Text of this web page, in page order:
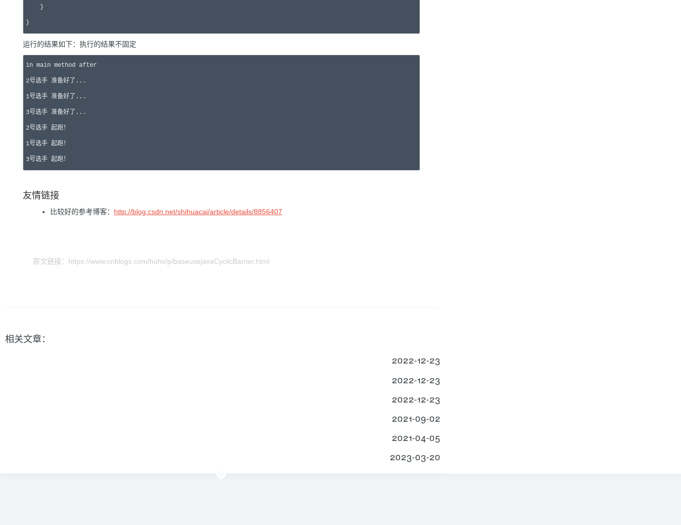
    }
}
运行的结果如下：执行的结果不固定
in main method after
2号选手 准备好了...
1号选手 准备好了...
3号选手 准备好了...
2号选手 起跑！
1号选手 起跑！
3号选手 起跑！
友情链接
比较好的参考博客： http://blog.csdn.net/shihuacai/article/details/8856407
原文链接：https://www.cnblogs.com/huhx/p/baseusejavaCyclicBarrier.html
相关文章：
2022-12-23
2022-12-23
2022-12-23
2021-09-02
2021-04-05
2023-03-20